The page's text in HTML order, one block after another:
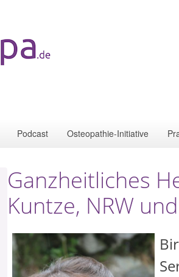
Podcast Osteopathie-Initiative
Ganzheitliches
Kuntze, NRW